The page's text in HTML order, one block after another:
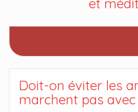
et
Doit-on éviter les
marchent pas avec